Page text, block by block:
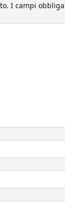
I campi